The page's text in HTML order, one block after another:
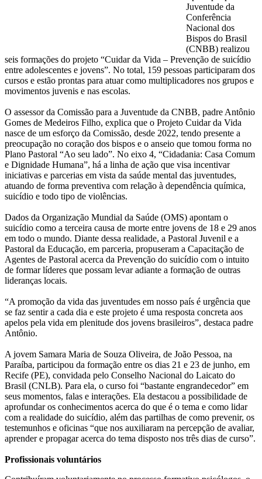
Juventude da
Conferência
Nacional dos
Bispos do Brasil
(CNBB) realizou
seis formações do projeto “Cuidar da Vida – Prevenção de suicídio
entre adolescentes e jovens”. No total, 159 pessoas participaram dos
cursos e estão prontas para atuar como multiplicadores nos grupos e
movimentos juvenis e nas escolas.
O assessor da Comissão para a Juventude da CNBB, padre Antônio
Gomes de Medeiros Filho, explica que o Projeto Cuidar da Vida
nasce de um esforço da Comissão, desde 2022, tendo presente a
preocupação no coração dos bispos e o anseio que tomou forma no
Plano Pastoral “Ao seu lado”. No eixo 4, “Cidadania: Casa Comum
e Dignidade Humana”, há a linha de ação que visa incentivar
iniciativas e parcerias em vista da saúde mental das juventudes,
atuando de forma preventiva com relação à dependência química,
suicídio e todo tipo de violências.
Dados da Organização Mundial da Saúde (OMS) apontam o
suicídio como a terceira causa de morte entre jovens de 18 e 29 anos
em todo o mundo. Diante dessa realidade, a Pastoral Juvenil e a
Pastoral da Educação, em parceria, propuseram a Capacitação de
Agentes de Pastoral acerca da Prevenção do suicídio com o intuito
de formar líderes que possam levar adiante a formação de outras
lideranças locais.
“A promoção da vida das juventudes em nosso país é urgência que
se faz sentir a cada dia e este projeto é uma resposta concreta aos
apelos pela vida em plenitude dos jovens brasileiros”, destaca padre
Antônio.
A jovem Samara Maria de Souza Oliveira, de João Pessoa, na
Paraíba, participou da formação entre os dias 21 e 23 de junho, em
Recife (PE), convidada pelo Conselho Nacional do Laicato do
Brasil (CNLB). Para ela, o curso foi “bastante engrandecedor” em
seus momentos, falas e interações. Ela destacou a possibilidade de
aprofundar os conhecimentos acerca do que é o tema e como lidar
com a realidade do suicídio, além das partilhas de como prevenir, os
testemunhos e oficinas “que nos auxiliaram na percepção de avaliar,
aprender e propagar acerca do tema disposto nos três dias de curso”.
Profissionais voluntários